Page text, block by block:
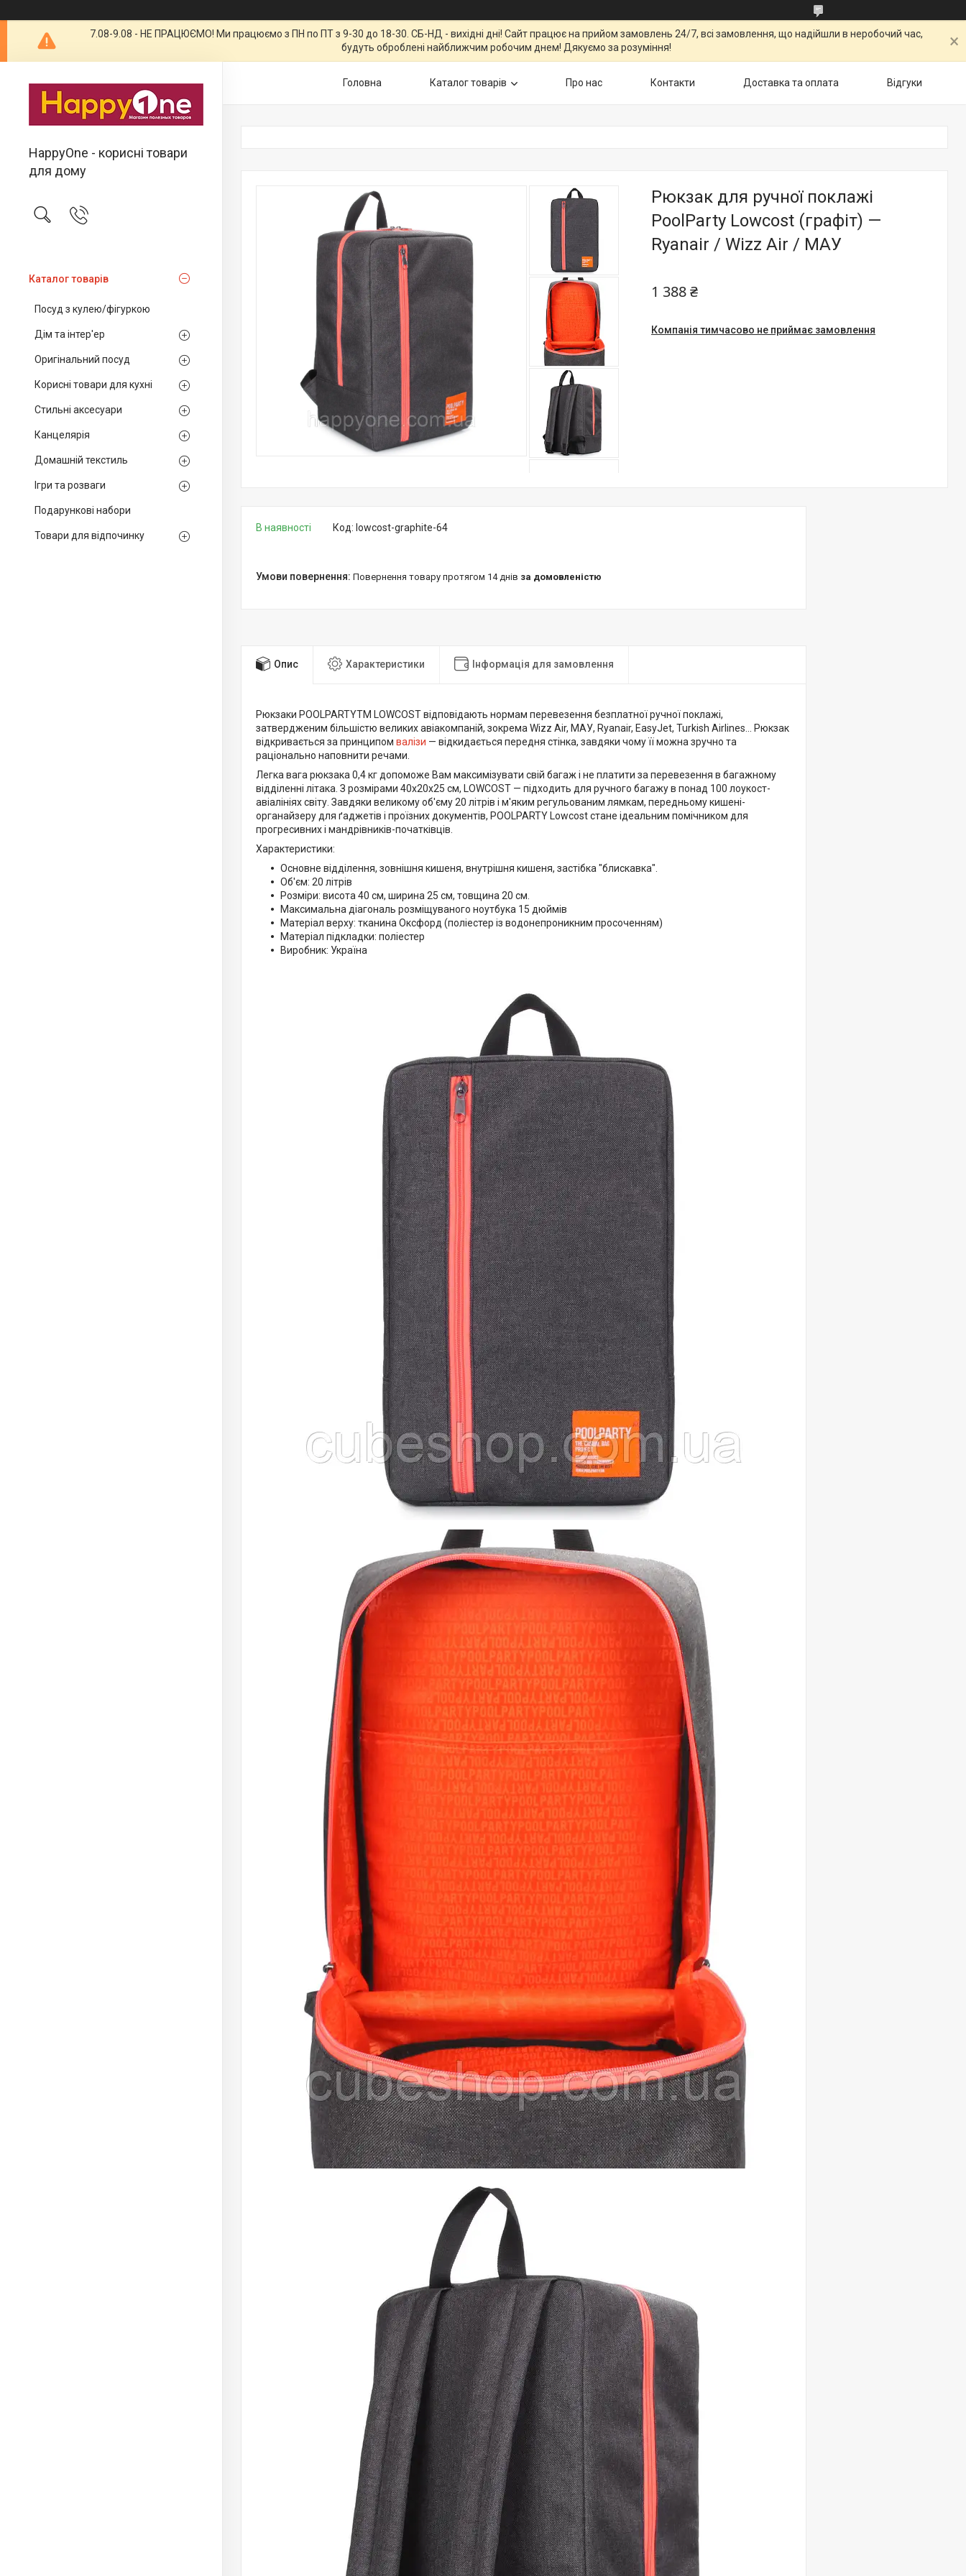
7.08-9.08 - НЕ ПРАЦЮЄМО! Ми працюємо з ПН по ПТ з 9-30 до 18-30. СБ-НД - вихідні дні! Сайт працює на прийом замовлень 24/7, всі замовлення, що надійшли в неробочий час,
будуть оброблені найближчим робочим днем! Дякуємо за розуміння!
HappyOne - корисні товари
для дому
Каталог товарів
Посуд з кулею/фігуркою
Дім та інтер'ер
Оригінальний посуд
Корисні товари для кухні
Стильні аксесуари
Канцелярія
Домашній текстиль
Ігри та розваги
Подарункові набори
Товари для відпочинку
Головна Каталог товарів Про нас Контакти Доставка та оплата Відгуки
Рюкзак для ручної поклажі
PoolParty Lowcost (графіт) —
Ryanair / Wizz Air / МАУ
1 388 ₴
Компанія тимчасово не приймає замовлення
В наявності Код: lowcost-graphite-64
повернення товару протягом 14 днів за домовленістю
Опис Характеристики Інформація для замовлення
Рюкзаки POOLPARTYTM LOWCOST відповідають нормам перевезення безплатної ручної поклажі,
затвердженим більшістю великих авіакомпаній, зокрема Wizz Air, MAУ, Ryanair, EasyJet, Turkish Airlines... Рюкзак
відкривається за принципом валізи — відкидається передня стінка, завдяки чому її можна зручно та
раціонально наповнити речами.
Легка вага рюкзака 0,4 кг допоможе Вам максимізувати свій багаж і не платити за перевезення в багажному
відділенні літака. З розмірами 40x20x25 см, LOWCOST — підходить для ручного багажу в понад 100 лоукост-
авіалініях світу. Завдяки великому об'єму 20 літрів і м'яким регульованим лямкам, передньому кишені-
органайзеру для ґаджетів і проїзних документів, POOLPARTY Lowcost стане ідеальним помічником для
прогресивних і мандрівників-початківців.
Характеристики:
Основне відділення, зовнішня кишеня, внутрішня кишеня, застібка "блискавка".
Об'єм: 20 літрів
Розміри: висота 40 см, ширина 25 см, товщина 20 см.
Максимальна діагональ розміщуваного ноутбука 15 дюймів
Матеріал верху: тканина Оксфорд (поліестер із водонепроникним просоченням)
Матеріал підкладки: поліестер
Виробник: Україна